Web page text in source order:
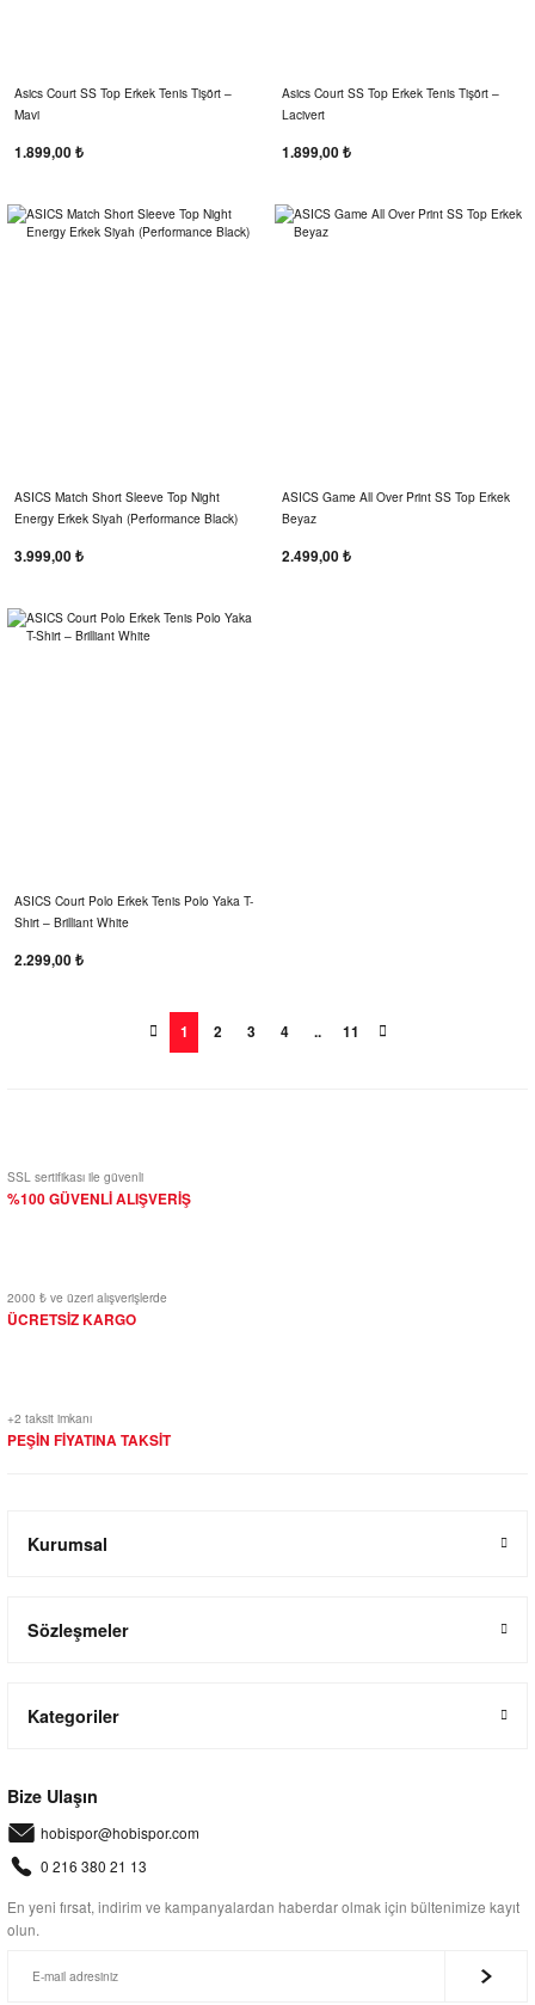
Asics Court SS Top Erkek Tenis Tişört –
Mavi
1.899,00 ₺
Asics Court SS Top Erkek Tenis Tişört –
Lacivert
1.899,00 ₺
ASICS Match Short Sleeve Top Night
Energy Erkek Siyah (Performance Black)
3.999,00 ₺
ASICS Game All Over Print SS Top Erkek
Beyaz
2.499,00 ₺
ASICS Court Polo Erkek Tenis Polo Yaka T-
Shirt – Brilliant White
2.299,00 ₺
1 2 3 4 .. 11
SSL sertifikası ile güvenli
%100 GÜVENLİ ALIŞVERİŞ
2000 ₺ ve üzeri alışverişlerde
ÜCRETSİZ KARGO
+2 taksit imkanı
PEŞİN FİYATINA TAKSİT
Kurumsal
Sözleşmeler
Kategoriler
Bize Ulaşın
hobispor@hobispor.com
0 216 380 21 13
En yeni fırsat, indirim ve kampanyalardan haberdar olmak için bültenimize kayıt
olun.